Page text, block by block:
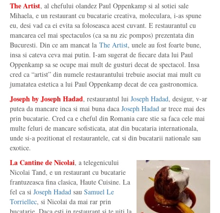
The Artist, al chefului olandez Paul Oppenkamp si al sotiei sale
Mihaela, e un restaurant cu bucatarie creativa, moleculara, i-as spune
eu, desi vad ca ei evita sa foloseasca acest cuvant. E restaurantul cu
mancarea cel mai spectaculos (ca sa nu zic pompos) prezentata din
Bucuresti. Din ce am mancat la The Artist, unele au fost foarte bune,
insa si cateva ceva mai putin. I-am sugerat de fiecare data lui Paul
Oppenkamp sa se ocupe mai mult de gusturi decat de spectacol. Insa
cred ca “artist” din numele restaurantului trebuie asociat mai mult cu
jumatatea estetica a lui Paul Oppenkamp decat de cea gastronomica.
Joseph by Joseph Hadad, restaurantul lui Joseph Hadad, desigur, v-ar
putea da mancare inca si mai buna daca Joseph Hadad ar trece mai des
prin bucatarie. Cred ca e cheful din Romania care stie sa faca cele mai
multe feluri de mancare sofisticata, atat din bucataria internationala,
unde si-a pozitionat el restaurantele, cat si din bucatarii nationale sau
exotice.
La Cantine de Nicolai, a telegenicului
Nicolai Tand, e un restaurant cu bucatarie
frantuzeasca fina clasica, Haute Cuisine. La
fel ca si Joseph Hadad sau Samuel Le
Torriellec, si Nicolai da mai rar prin